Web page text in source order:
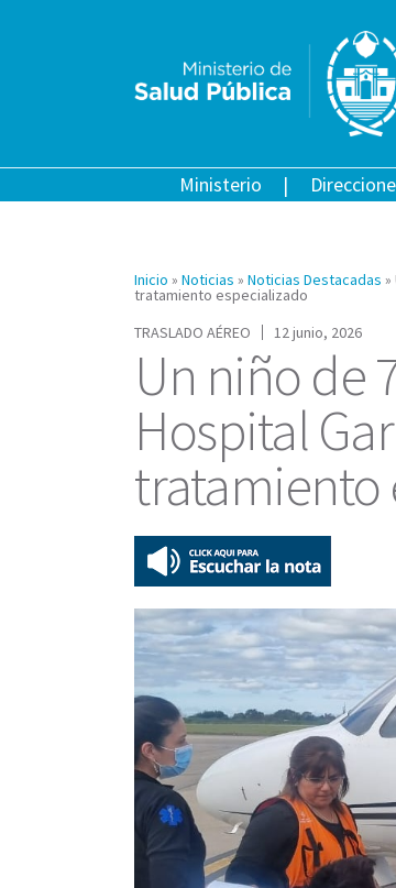
Ministerio
Inicio » Noticias » Noticias Destacadas »
tratamiento especializado
TRASLADO AÉREO
12 junio, 2026
Un niño de
Hospital
tratamiento